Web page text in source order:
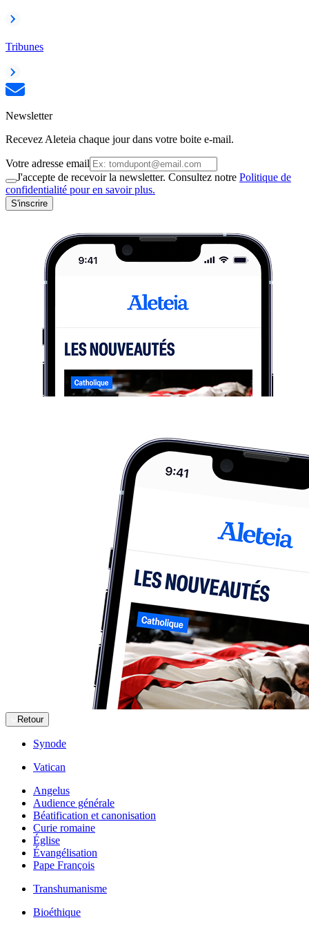
Tribunes
Newsletter
Recevez Aleteia chaque jour dans votre boite e-mail.
Votre adresse email
J'accepte de recevoir la newsletter. Consultez notre Politique de
confidentialité pour en savoir plus.
S'inscrire
Retour
Synode
Vatican
Angelus
Audience générale
Béatification et canonisation
Curie romaine
Église
Évangélisation
Pape François
Transhumanisme
Bioéthique